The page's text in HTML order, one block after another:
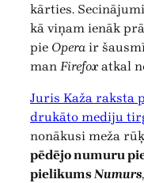
kārties.
kā viņam ienāk
pie Opera ir
man Firefox atkal
Juris Kaža raksta
drukāto mediju
nonākusi meža
pēdējo numuru
pielikumsNumurs